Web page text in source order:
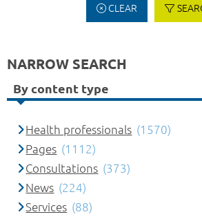
CLEAR
NARROW SEARCH
By content type
Health professionals (1570)
Pages (1112)
Consultations (373)
News (224)
Services (88)